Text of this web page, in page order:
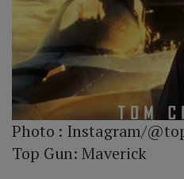
Photo : Instagram/
Top Gun: Maverick